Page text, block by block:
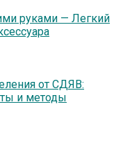
руками — Легкий
от СДЯВ:
и методы